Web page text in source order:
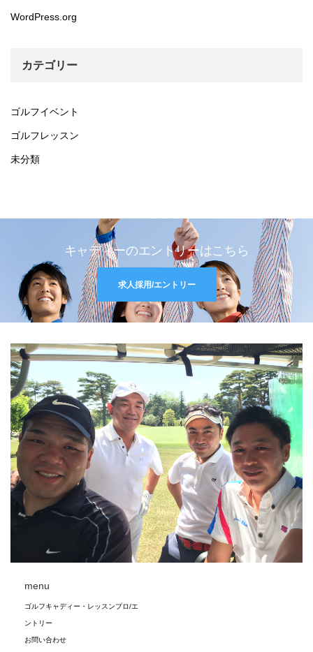
WordPress.org
カテゴリー
ゴルフイベント
ゴルフレッスン
未分類
キャディーのエントリーはこちら
求人採用/エントリー
menu
ゴルフキャディー・レッスンプロ/エ
ントリー
お問い合わせ